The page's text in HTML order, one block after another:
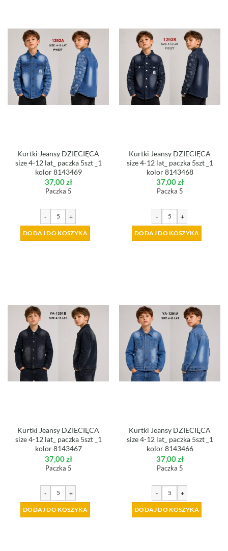
Kurtki Jeansy DZIECIĘCA
size 4-12 lat_ paczka 5szt _1
kolor 8143469
37,00zł
Paczka 5
- +
DODAJ DO KOSZYKA
Kurtki Jeansy DZIECIĘCA
size 4-12 lat_ paczka 5szt _1
kolor 8143468
37,00zł
Paczka 5
- +
DODAJ DO KOSZYKA
Kurtki Jeansy DZIECIĘCA
size 4-12 lat_ paczka 5szt _1
kolor 8143467
37,00zł
Paczka 5
- +
DODAJ DO KOSZYKA
Kurtki Jeansy DZIECIĘCA
size 4-12 lat_ paczka 5szt _1
kolor 8143466
37,00zł
Paczka 5
- +
DODAJ DO KOSZYKA